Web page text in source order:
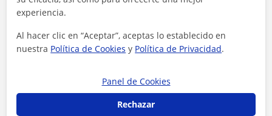
experiencia.
Al hacer clic en “Aceptar”, aceptas lo establecido en
nuestra Política de Cookies y Política de Privacidad.
Panel de Cookies
Rechazar